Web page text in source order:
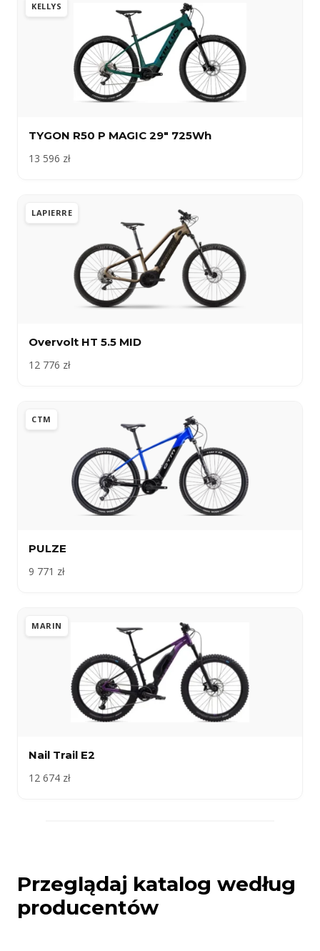
KELLYS
TYGON R50 P MAGIC 29″ 725Wh
13 596 zł
LAPIERRE
Overvolt HT 5.5 MID
12 776 zł
CTM
PULZE
9 771 zł
MARIN
Nail Trail E2
12 674 zł
Przeglądaj katalog według
producentów